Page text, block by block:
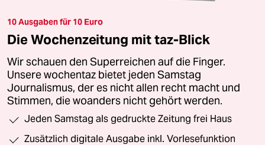
10 Ausgaben für 10 Euro
Die Wochenzeitung mit taz-Blick
Wir schauen den Superreichen auf die Finger.
Unsere wochentaz bietet jeden Samstag
Journalismus, der es nicht allen recht macht und
Stimmen, die woanders nicht gehört werden.
Jeden Samstag als gedruckte Zeitung frei Haus
Zusätzlich digitale Ausgabe inkl. Vorlesefunktion